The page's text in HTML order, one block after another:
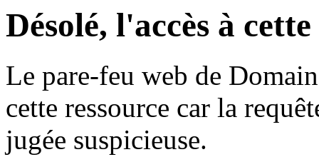
Désolé, l'accès à
Le pare-feu web de
cette ressource car la
jugée suspicieuse.